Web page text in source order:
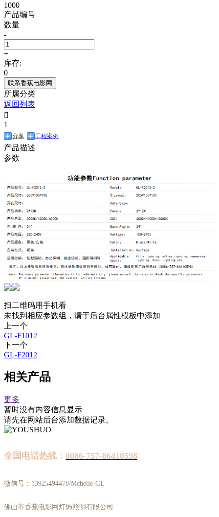
1000
产品编号
数量
-
+
库存:
0
联系香蕉电影网
所属分类
返回列表

1
分享 工程案例
产品描述
参数
扫二维码用手机看
未找到相应参数组，请于后台属性模板中添加
上一个
GL-F1012
下一个
GL-F2012
相关产品
更多
暂时没有内容信息显示
请先在网站后台添加数据记录。
全国电话热线： 0086-757-86410598
微信号：13925494478/Mchelle-GL
佛山市香蕉电影网灯饰照明有限公司